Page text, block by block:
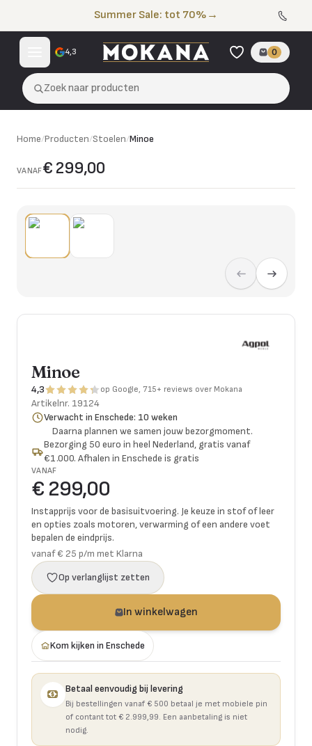
Summer Sale: tot 70% →
4,3 0
Zoek naar producten
Home/Producten/Stoelen/Minoe
VANAF€ 299,00
Minoe
4,3 op Google, 715+ reviews over Mokana
Artikelnr. 19124
Verwacht in Enschede: 10 weken
Daarna plannen we samen jouw bezorgmoment.
Bezorging 50 euro in heel Nederland, gratis vanaf
€1.000. Afhalen in Enschede is gratis
VANAF
€ 299,00
Instapprijs voor de basisuitvoering. Je keuze in stof of leer
en opties zoals motoren, verwarming of een andere voet
bepalen de eindprijs.
vanaf € 25 p/m met Klarna
Op verlanglijst zetten
In winkelwagen
Kom kijken in Enschede
Betaal eenvoudig bij levering
Bij bestellingen vanaf € 500 betaal je met mobiele pin
of contant tot € 2.999,99. Een aanbetaling is niet
nodig.